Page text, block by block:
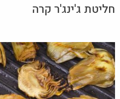
חליטת ג'ינג'ר קרה